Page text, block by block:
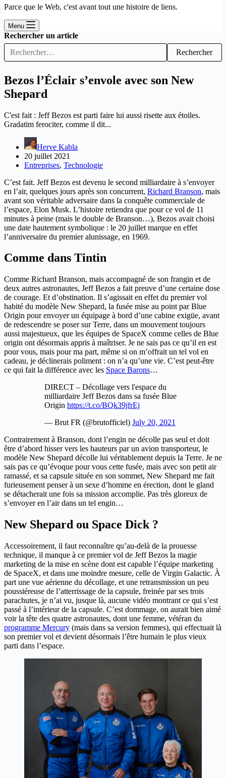
Parce que le Web, c'est avant tout une histoire de liens.
Menu
Rechercher un article
Rechercher
Bezos l’Éclair s’envole avec son New
Shepard
C'est fait : Jeff Bezos est parti faire lui aussi risette aux étoiles.
Gradatim ferociter, comme il dit...
Herve Kabla
20 juillet 2021
Entreprises, Technologie
C’est fait. Jeff Bezos est devenu le second milliardaire à s’envoyer
en l’air, quelques jours après son concurrent, Richard Branson, mais
avant son véritable adversaire dans la conquête commerciale de
l’espace, Elon Musk. L’histoire retiendra que pour ce vol de 11
minutes à peine (mais le double de Branson…), Bezos avait choisi
une date hautement symbolique : le 20 juillet marque en effet
l’anniversaire du premier alunissage, en 1969.
Comme dans Tintin
Comme Richard Branson, mais accompagné de son frangin et de
deux autres astronautes, Jeff Bezos a fait preuve d’une certaine dose
de courage. Et d’obstination. Il s’agissait en effet du premier vol
habité du modèle New Shepard, la fusée mise au point par Blue
Origin pour envoyer un équipage à bord d’une cabine exigüe, avant
de redescendre se poser sur Terre, dans un mouvement toujours
aussi majestueux, que les équipes de SpaceX comme celles de Blue
origin ont désormais appris à maîtriser. Je ne sais pas ce qu’il en est
pour vous, mais pour ma part, même si on m’offrait un tel vol en
cadeau, je déclinerais poliment : on n’a qu’une vie. C’est peut-être
ce qui fait la différence avec les Space Barons…
DIRECT – Décollage vers l'espace du
milliardaire Jeff Bezos dans sa fusée Blue
Origin https://t.co/BQk39jfrEj
— Brut FR (@brutofficiel) July 20, 2021
Contrairement à Branson, dont l’engin ne décolle pas seul et doit
être d’abord hisser vers les hauteurs par un avion transporteur, le
modèle New Shepard décolle lui véritablement depuis la Terre. Je ne
sais pas ce qu’évoque pour vous cette fusée, mais avec son petit air
ramassé, et sa capsule située en son sommet, New Shepard me fait
furieusement penser à un sexe d’homme en érection, dont le gland
se détacherait une fois sa mission accomplie. Pas très gloreux de
s’envoyer en l’air dans un tel engin…
New Shepard ou Space Dick ?
Accessoirement, il faut reconnaître qu’au-delà de la prouesse
technique, il manque à ce premier vol de Jeff Bezos la magie
marketing de la mise en scène dont est capable l’équipe marketing
de SpaceX, et dans une moindre mesure, celle de Virgin Galactic. À
part une vue aérienne du décollage, et une retransmission un peu
poussiéreuse de l’atterrissage de la capsule, freinée par ses trois
parachutes, je n’ai vu, jusque là, aucune vidéo montrant ce qui s’est
passé à l’intérieur de la capsule. C’est dommage, on aurait bien aimé
voir la tête des quatre astronautes, dont une femme, vétéran du
programme Mercury (mais dans sa version femmes), qui effectuait là
son premier vol et devient désormais l’être humain le plus vieux
parti dans l’espace.